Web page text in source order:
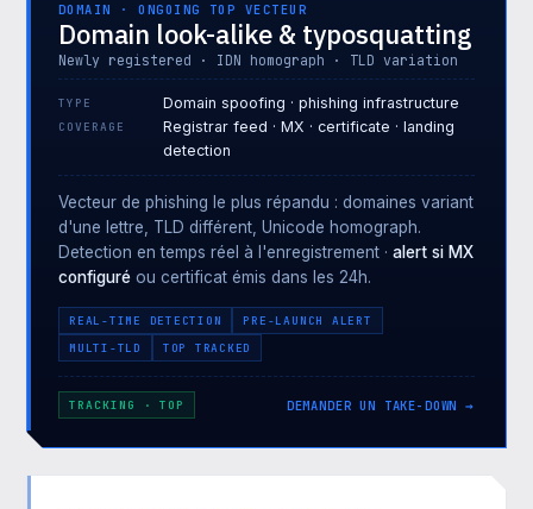
DOMAIN · ONGOING TOP VECTEUR
Domain look-alike & typosquatting
Newly registered · IDN homograph · TLD variation
TYPE Domain spoofing · phishing infrastructure
COVERAGE
Registrar feed · MX · certificate · landing
detection
Vecteur de phishing le plus répandu : domaines variant
d'une lettre, TLD différent, Unicode homograph.
Detection en temps réel à l'enregistrement · alert si MX
configuré ou certificat émis dans les 24h.
REAL-TIME DETECTION
PRE-LAUNCH ALERT
MULTI-TLD
TOP TRACKED
TRACKING · TOP DEMANDER UN TAKE-DOWN →